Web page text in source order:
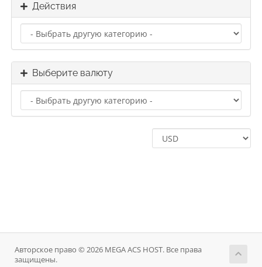
Действия
Выберите валюту
Авторское право © 2026 MEGA ACS HOST. Все права
защищены.